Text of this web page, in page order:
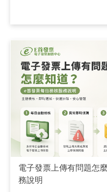
電子發票上傳有問題怎
務說明